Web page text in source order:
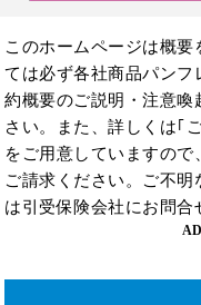
このホームページは概
ては必ず各社商品パン
約概要のご説明・注意
さい。また、詳しくは｢
をご用意していますの
ご請求ください。ご不
は引受保険会社にお問合